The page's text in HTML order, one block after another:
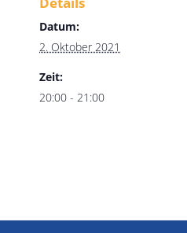
Datum:
2. Oktober 2021
Zeit:
20:00 - 21:00